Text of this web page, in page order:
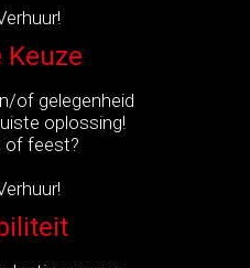
Keuze
of gelegenheid
oplossing!
of feest?